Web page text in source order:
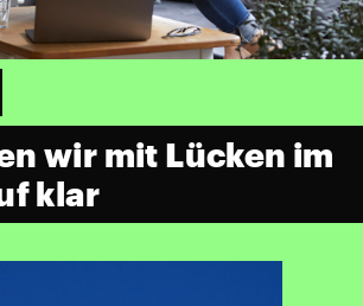
wir mit Lücken im
klar